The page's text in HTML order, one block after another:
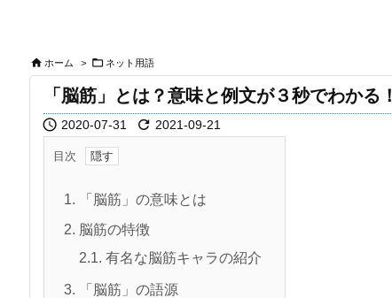
 ホーム >  ネット用語
「脳筋」とは？意味と例文が３秒でわかる！
 2020-07-31  2021-09-21
目次
1. 「脳筋」の意味とは
2. 脳筋の特徴
2.1. 有名な脳筋キャラの紹介
3. 「脳筋」の語源